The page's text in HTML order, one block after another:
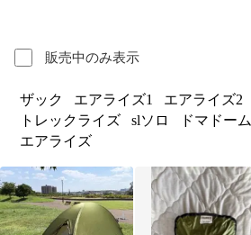
販売中のみ表示
ザック エアライズ1 エアライズ2
トレックライズ
slソロ ドマドーム
エアライズ